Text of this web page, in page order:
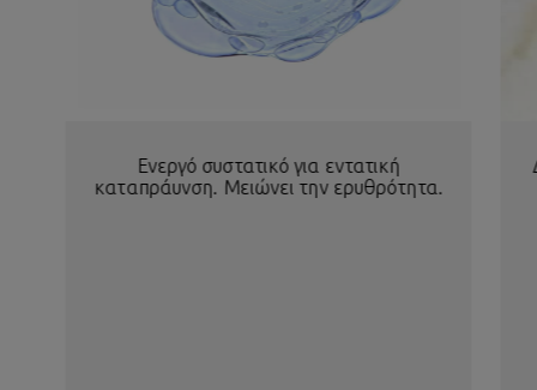
Ενεργό συστατικό για εντατική
καταπράυνση. Μειώνει την ερυθρότητα.